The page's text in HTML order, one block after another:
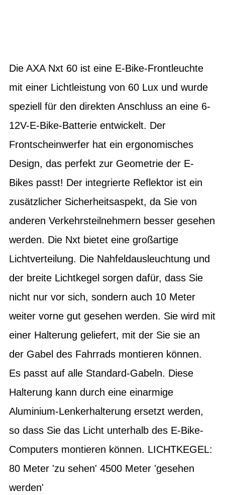
Die AXA Nxt 60 ist eine E-Bike-Frontleuchte
mit einer Lichtleistung von 60 Lux und wurde
speziell für den direkten Anschluss an eine 6-
12V-E-Bike-Batterie entwickelt. Der
Frontscheinwerfer hat ein ergonomisches
Design, das perfekt zur Geometrie der E-
Bikes passt! Der integrierte Reflektor ist ein
zusätzlicher Sicherheitsaspekt, da Sie von
anderen Verkehrsteilnehmern besser gesehen
werden. Die Nxt bietet eine großartige
Lichtverteilung. Die Nahfeldausleuchtung und
der breite Lichtkegel sorgen dafür, dass Sie
nicht nur vor sich, sondern auch 10 Meter
weiter vorne gut gesehen werden. Sie wird mit
einer Halterung geliefert, mit der Sie sie an
der Gabel des Fahrrads montieren können.
Es passt auf alle Standard-Gabeln. Diese
Halterung kann durch eine einarmige
Aluminium-Lenkerhalterung ersetzt werden,
so dass Sie das Licht unterhalb des E-Bike-
Computers montieren können. LICHTKEGEL:
80 Meter 'zu sehen' 4500 Meter 'gesehen
werden'